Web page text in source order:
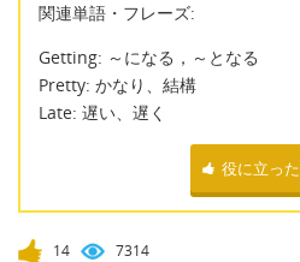
関連単語・フレーズ:
Getting: ～になる，～となる
Pretty: かなり、結構
Late: 遅い、遅く
役に立った
14 7314